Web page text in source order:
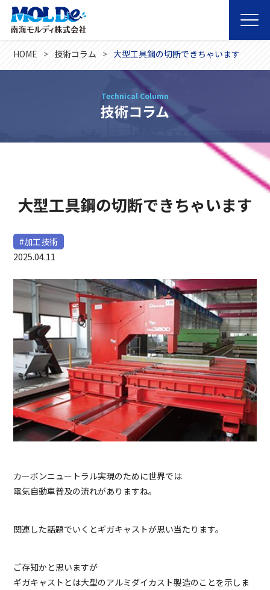
HOME 技術コラム 大型工具鋼の切断できちゃいます
Technical Column
技術コラム
大型工具鋼の切断できちゃいます
#加工技術
2025.04.11
カーボンニュートラル実現のために世界では
電気自動車普及の流れがありますね。
関連した話題でいくとギガキャストが思い当たります。
ご存知かと思いますが
ギガキャストとは大型のアルミダイカスト製造のことを示しま